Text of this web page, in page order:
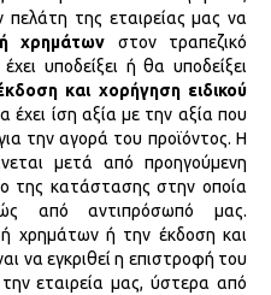
της εταιρείας μας να
χρημάτων στον τραπεζικό
υποδείξει ή θα υποδείξει
και χορήγηση ειδικού
έχει ίση αξία με την αξία που
την αγορά του προϊόντος. Η
μετά από προηγούμενη
της κατάστασης στην οποία
από αντιπρόσωπό μας.
χρημάτων ή την έκδοση και
να εγκριθεί η επιστροφή του
εταιρεία μας, ύστερα από